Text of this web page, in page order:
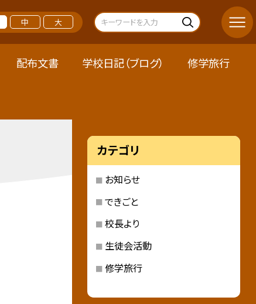
中 大
配布文書 学校日記（ブログ） 修学旅行
カテゴリ
お知らせ
できごと
校長より
生徒会活動
修学旅行